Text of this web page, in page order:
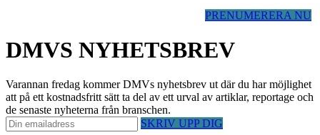
PRENUMERERA NU
DMVS NYHETSBREV
Varannan fredag kommer DMVs nyhetsbrev ut där du har möjlighet
att på ett kostnadsfritt sätt ta del av ett urval av artiklar, reportage och
de senaste nyheterna från branschen.
SKRIV UPP DIG